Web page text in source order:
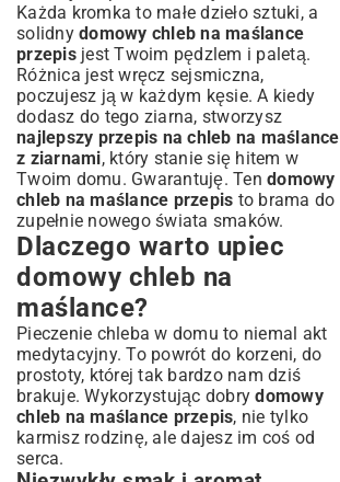
Wybór odpowiedniej mąki – pszenna,
żytnia czy orkiszowa?
Rola maślanki w cieście chlebowym –
wilgotność i puszystość
Sekretne dodatki, które wzbogacą Twój
bochenek
Krok po kroku: Jak przygotować
domowy chleb na maślance?
Aktywacja drożdży i przygotowanie
zaczynu
Wyrabianie ciasta – techniki dla
perfekcyjnej konsystencji
Proces wyrastania – cierpliwość popłaca
Formowanie bochenka i drugie wyrastanie
Sekrety pieczenia chleba na maślance –
temperatura i czas
Porady i triki dla każdego piekarza
domowego
Jak przechowywać chleb na maślance, by
długo był świeży?
Każda kromka to małe dzieło sztuki, a
solidny domowy chleb na maślance
przepisjest Twoim pędzlem i paletą.
Różnica jest wręcz sejsmiczna,
poczujesz ją w każdym kęsie. A kiedy
dodasz do tego ziarna, stworzysz
najlepszy przepis na chleb na maślance
z ziarnami, który stanie się hitem w
Twoim domu. Gwarantuję. Ten domowy
chleb na maślance przepis to brama do
zupełnie nowego świata smaków.
Dlaczego warto upiec
domowy chleb na
maślance?
Pieczenie chleba w domu to niemal akt
medytacyjny. To powrót do korzeni, do
prostoty, której tak bardzo nam dziś
brakuje. Wykorzystując dobrydomowy
chleb na maślance przepis, nie tylko
karmisz rodzinę, ale dajesz im coś od
serca.